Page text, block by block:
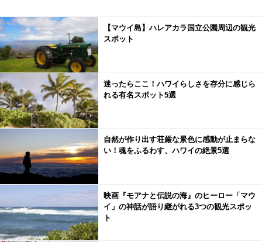
【マウイ島】ハレアカラ国立公園周辺の観光
スポット
迷ったらここ！ハワイらしさを存分に感じら
れる有名スポット5選
自然が作り出す荘厳な景色に感動が止まらな
い！魂をふるわす、ハワイの絶景5選
映画『モアナと伝説の海』のヒーロー「マウ
イ」の神話が語り継がれる3つの観光スポッ
ト